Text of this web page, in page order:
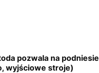
pozwala na
wyjściowe stroje)